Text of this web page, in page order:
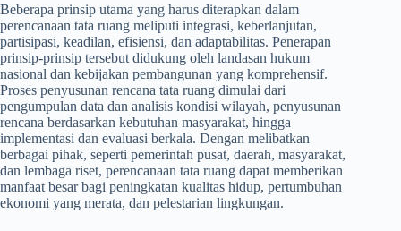
Beberapa prinsip utama yang harus diterapkan dalam
perencanaan tata ruang meliputi integrasi, keberlanjutan,
partisipasi, keadilan, efisiensi, dan adaptabilitas. Penerapan
prinsip-prinsip tersebut didukung oleh landasan hukum
nasional dan kebijakan pembangunan yang komprehensif.
Proses penyusunan rencana tata ruang dimulai dari
pengumpulan data dan analisis kondisi wilayah, penyusunan
rencana berdasarkan kebutuhan masyarakat, hingga
implementasi dan evaluasi berkala. Dengan melibatkan
berbagai pihak, seperti pemerintah pusat, daerah, masyarakat,
dan lembaga riset, perencanaan tata ruang dapat memberikan
manfaat besar bagi peningkatan kualitas hidup, pertumbuhan
ekonomi yang merata, dan pelestarian lingkungan.